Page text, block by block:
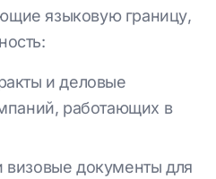
языковую границу,
и деловые
работающих в
документы для